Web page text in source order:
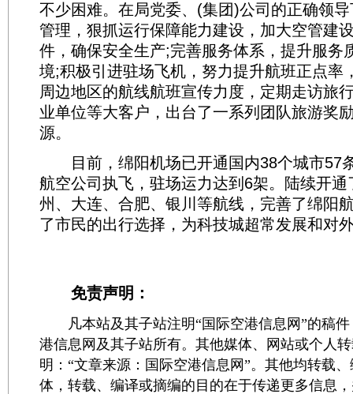
不少困难。在局党委、(集团)公司的正确领
管理，狠抓运行保障能力建设，加大空管建
件，确保安全生产;完善服务体系，提升服务
境;积极引进驻场飞机，努力提升航班正点率
周边地区的航线航班宣传力度，定期走访旅
业单位等大客户，出台了一系列团队旅游奖
源。
目前，绵阳机场已开通国内38个城市57
航空公司执飞，驻场运力达到6架。陆续开通
州、大连、合肥、银川等航线，完善了绵阳
了市民的出行选择，为科技城超常发展和对
免责声明：
凡本站及其子站注明“国际空港信息网”的稿件
港信息网及其子站所有。其他媒体、网站或个人
明：“文章来源：国际空港信息网”。其他均转载
体，转载、编译或摘编的目的在于传递更多信息